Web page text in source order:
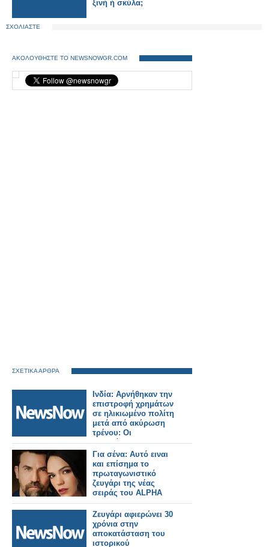
ξινή ή σκύλα;
ΣΧΟΛΙΑΣΤΕ
ΑΚΟΛΟΥΘΗΣΤΕ ΤΟ NEWSNOWGR.COM
ΣΧΕΤΙΚΑ ΑΡΘΡΑ
Ινδία: Αρνήθηκαν την
επιστροφή χρημάτων
σε ηλικιωμένο πολίτη
μετά από ακύρωση
τρένου: Οι
σιδηρόδρομοι
διατάχθηκαν να
καταβάλουν
αποζημίωση 25.000
Ρουπίες.
Για σένα: Αυτό ειναι
και επίσημα το
πρωταγωνιστικό
ζευγάρι της νέας
σειράς του ALPHA
Ζευγάρι αφιερώνει 30
χρόνια στην
αποκατάσταση του
ιστορικού